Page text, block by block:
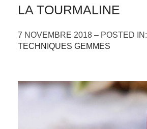
LA TOURMALINE
7 NOVEMBRE 2018 – POSTED IN:
TECHNIQUES GEMMES